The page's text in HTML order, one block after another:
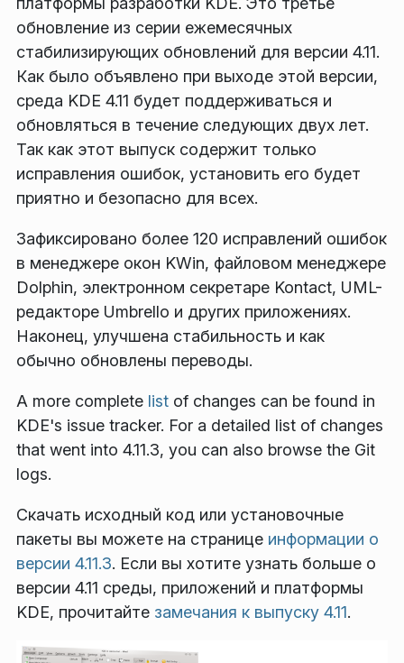
обновление из серии ежемесячных
стабилизирующих обновлений для версии 4.11.
Как было объявлено при выходе этой версии,
среда KDE 4.11 будет поддерживаться и
обновляться в течение следующих двух лет.
Так как этот выпуск содержит только
исправления ошибок, установить его будет
приятно и безопасно для всех.
Зафиксировано более 120 исправлений ошибок
в менеджере окон KWin, файловом менеджере
Dolphin, электронном секретаре Kontact, UML-
редакторе Umbrello и других приложениях.
Наконец, улучшена стабильность и как
обычно обновлены переводы.
A more complete list of changes can be found in
KDE's issue tracker. For a detailed list of changes
that went into 4.11.3, you can also browse the Git
logs.
Скачать исходный код или установочные
пакеты вы можете на странице информации о
версии 4.11.3. Если вы хотите узнать больше о
версии 4.11 среды, приложений и платформы
KDE, прочитайте замечания к выпуску 4.11.